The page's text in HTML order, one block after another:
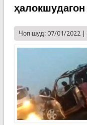
Чоп шуд: 07/01/2022 |